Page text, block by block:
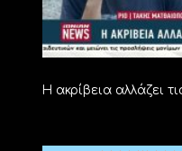
Η ακρίβεια αλλάζει